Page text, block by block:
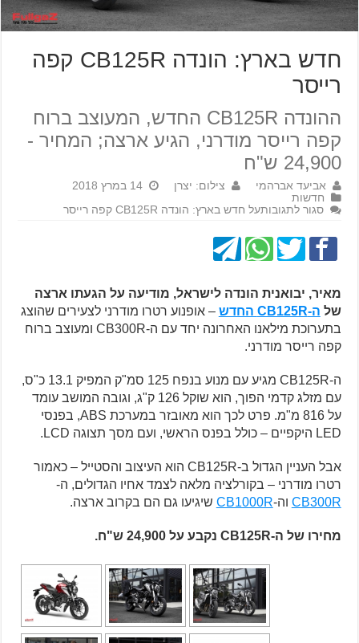
חדש בארץ: הונדה CB125R קפה
רייסר
ההונדה CB125R החדש, המעוצב ברוח
קפה רייסר מודרני, הגיע ארצה; המחיר -
24,900 ש"ח
אביעד אברהמי צילום: יצרן
14 במרץ 2018
חדשות
סגור לתגובותעל חדש בארץ: הונדה CB125R קפה רייסר
מאיר, יבואנית הונדה לישראל, מודיעה על הגעתו ארצה
של ה-CB125R החדש
– אופנוע רטרו מודרני לצעירים שהוצג
בתערוכת מילאנו האחרונה יחד עם ה-CB300R ומעוצב ברוח
קפה רייסר מודרני.
ה-CB125R מגיע עם מנוע בנפח 125 סמ"ק המפיק 13.1 כ"ס,
עם מזלג קדמי הפוך, הוא שוקל 126 ק"ג, וגובה המושב עומד
על 816 מ"מ. פרט לכך הוא מאובזר במערכת ABS, בפנסי
LED היקפיים – כולל בפנס הראשי, ועם מסך תצוגה LCD.
אבל העניין הגדול ב-CB125R הוא העיצוב והסטייל – כאמור
רטרו מודרני – בקורלציה מלאה לצמד אחיו הגדולים, ה-
CB300R וה-CB1000R שיגיעו גם הם בקרוב ארצה.
מחירו של ה-CB125R נקבע על 24,900 ש"ח.